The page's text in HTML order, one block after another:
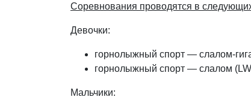
Соревнования проводятся в
Девочки:
горнолыжный спорт — слалом-
горнолыжный спорт — слалом
Мальчики: